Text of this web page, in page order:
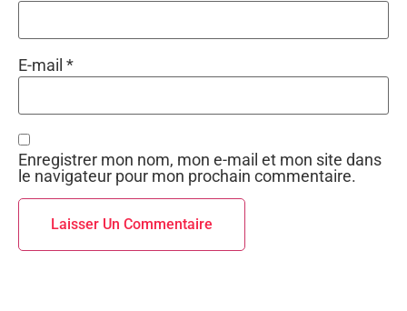
E-mail *
Enregistrer mon nom, mon e-mail et mon site dans
le navigateur pour mon prochain commentaire.